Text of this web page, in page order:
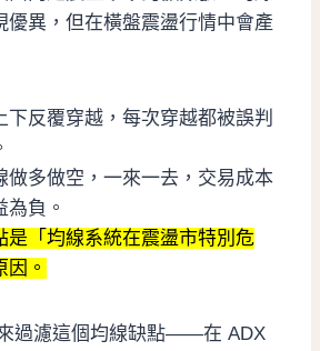
優異，但在橫盤震盪行情中會產
下反覆穿越，每次穿越都被誤判
做多做空，一來一去，交易成本
為負。
是「均線系統在震盪市特別危
因。
過濾這個均線缺點——在 ADX